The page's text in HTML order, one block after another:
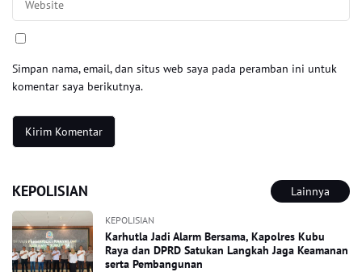
Simpan nama, email, dan situs web saya pada peramban ini untuk
komentar saya berikutnya.
KEPOLISIAN Lainnya
KEPOLISIAN
Karhutla Jadi Alarm Bersama, Kapolres Kubu
Raya dan DPRD Satukan Langkah Jaga Keamanan
serta Pembangunan